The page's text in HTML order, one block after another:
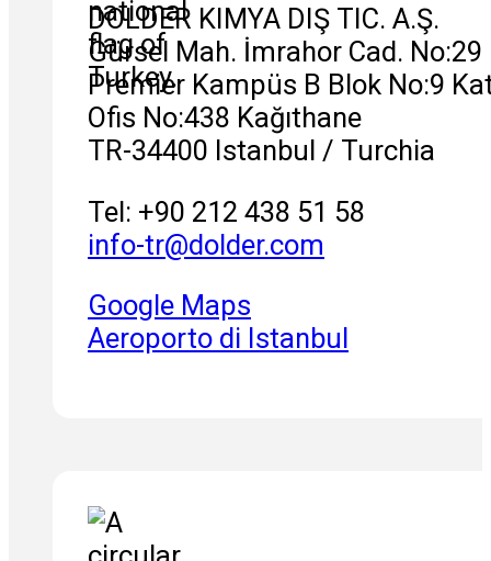
DOLDER KIMYA DIŞ TIC. A.Ş.
Gürsel Mah. İmrahor Cad. No:29
Premier Kampüs B Blok No:9
Ofis No:438 Kağıthane
TR-34400 Istanbul / Turchia
Tel: +90 212 438 51 58
info-tr@dolder.com
Google Maps
Aeroporto di Istanbul